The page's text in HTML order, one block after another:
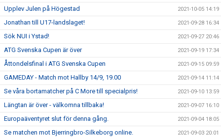
Upplev Julen på Högestad 2021-10-05 14:19
Jonathan till U17-landslaget! 2021-09-28 16:34
Sök NUI i Ystad! 2021-09-27 20:46
ATG Svenska Cupen är över 2021-09-19 17:34
Åttondelsfinal i ATG Svenska Cupen 2021-09-15 09:59
GAMEDAY - Match mot Hallby 14/9, 19.00 2021-09-14 11:14
Se våra bortamatcher på C More till specialpris! 2021-09-10 13:59
Längtan är över - välkomna tillbaka! 2021-09-07 16:10
Europaäventyret slut för denna gång. 2021-09-04 18:05
Se matchen mot Bjerringbro-Silkeborg online. 2021-09-03 20:01